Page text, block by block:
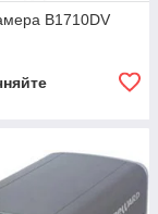
B1710DV